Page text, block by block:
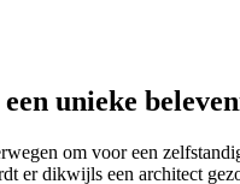
unieke
om voor een
er dikwijls een architect